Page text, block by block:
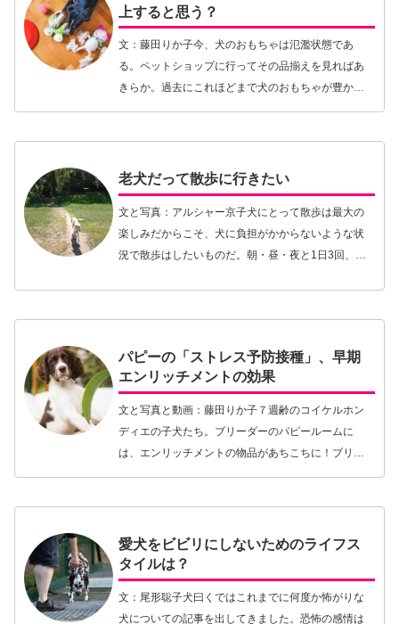
上すると思う？
文：藤田りか子今、犬のおもちゃは氾濫状態であ
る。ペットショップに行ってその品揃えを見ればあ
きらか。過去にこれほどまで犬のおもちゃが豊かに
なった時代はなかっただろう。それだけ「人」にと
老犬だって散歩に行きたい
文と写真：アルシャー京子犬にとって散歩は最大の
楽しみだからこそ、犬に負担がかからないような状
況で散歩はしたいものだ。朝・昼・夜と1日3回、犬
ポットが…【続きを読む】
パピーの「ストレス予防接種」、早期
エンリッチメントの効果
文と写真と動画：藤田りか子７週齢のコイケルホン
ディエの子犬たち。ブリーダーのパピールームに
は、エンリッチメントの物品があちこちに！ブリー
ダーから計画的にパピーを迎える人にとって、譲渡
愛犬をビビリにしないためのライフス
タイルは？
文：尾形聡子犬曰くではこれまでに何度か怖がりな
犬についての記事を出してきました。恐怖の感情は